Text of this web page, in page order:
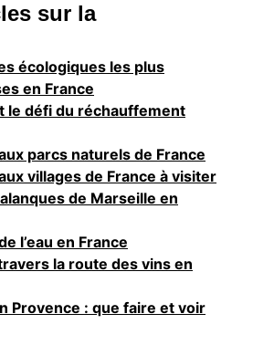
sur la
écologiques les plus
en France
le défi du réchauffement
parcs naturels de France
villages de France à visiter
de Marseille en
l’eau en France
la route des vins en
Provence : que faire et voir